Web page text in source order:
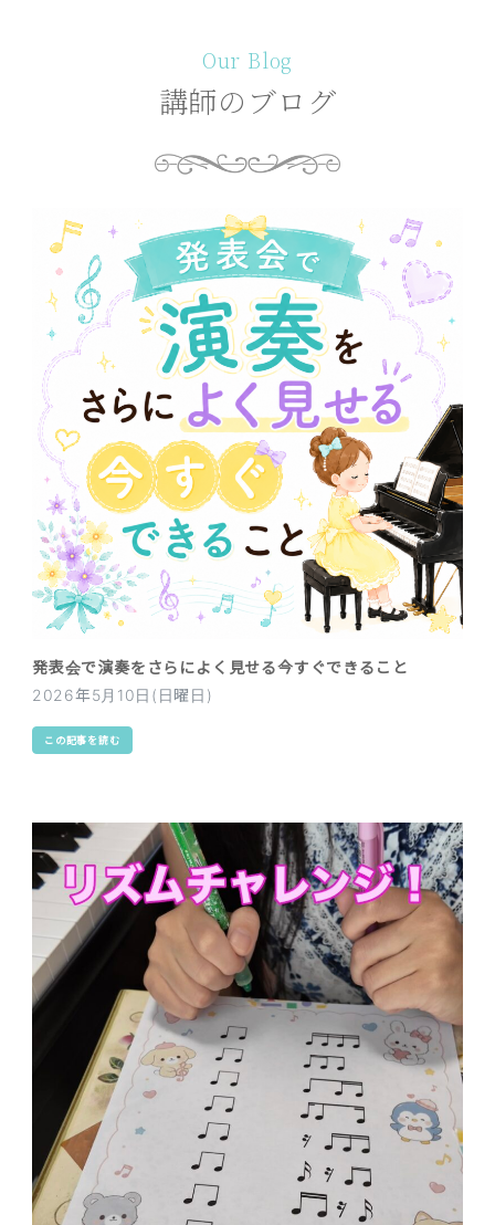
Our Blog
講師のブログ
発表会で演奏をさらによく見せる今すぐできること
2026年5月10日(日曜日)
この記事を読む